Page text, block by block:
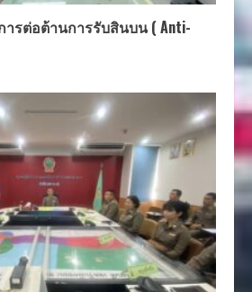
รต่อต้านการรับสินบน ( Anti-